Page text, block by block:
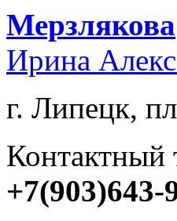
Мерзлякова
Ирина
г. Липецк,
Контактный
+7(903)643-